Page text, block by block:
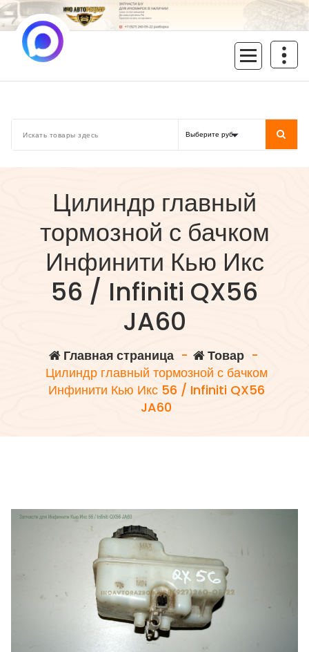
Перейти
к
содержимому
Цилиндр главный
тормозной с бачком
Инфинити Кью Икс
56 / Infiniti QX56
JA60
Главная страница- Товар-
Цилиндр главный тормозной с бачком
Инфинити Кью Икс 56 / Infiniti QX56
JA60